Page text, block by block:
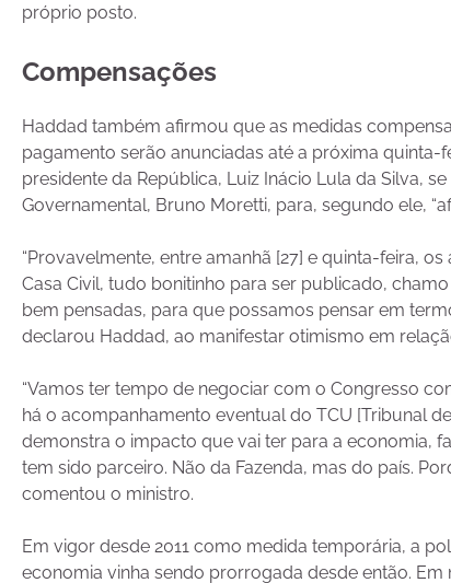
próprio posto.
Compensações
Haddad também afirmou que as medidas
pagamento serão anunciadas até a próxima quinta-
presidente da República, Luiz Inácio Lula da Silva,
Governamental, Bruno Moretti, para, segundo ele,
“Provavelmente, entre amanhã [27] e quinta-feira,
Casa Civil, tudo bonitinho para ser publicado,
bem pensadas, para que possamos pensar em
declarou Haddad, ao manifestar otimismo em
“Vamos ter tempo de negociar com o Congresso
há o acompanhamento eventual do TCU [Tribunal
demonstra o impacto que vai ter para a economia,
tem sido parceiro. Não da Fazenda, mas do país.
comentou o ministro.
Em vigor desde 2011 como medida temporária, a
economia vinha sendo prorrogada desde então. Em